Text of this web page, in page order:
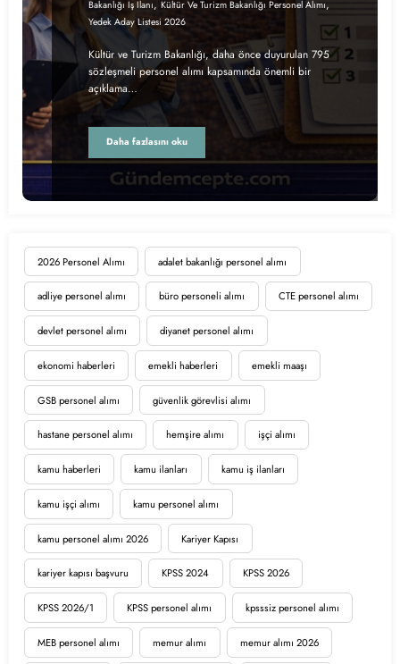
2026 Personel Alımı adalet bakanlığı personel alımı
adliye personel alımı büro personeli alımı CTE personel alımı
devlet personel alımı diyanet personel alımı
ekonomi haberleri emekli haberleri emekli maaşı
GSB personel alımı güvenlik görevlisi alımı
hastane personel alımı hemşire alımı işçi alımı
kamu haberleri kamu ilanları kamu iş ilanları
kamu işçi alımı kamu personel alımı
kamu personel alımı 2026 Kariyer Kapısı
kariyer kapısı başvuru KPSS 2024 KPSS 2026
KPSS 2026/1 KPSS personel alımı kpsssiz personel alımı
MEB personel alımı memur alımı memur alımı 2026
Bakanlığı Iş Ilanı, Kültür Ve Turizm Bakanlığı Personel Alımı,
Yedek Aday Listesi 2026
Kültür ve Turizm Bakanlığı, daha önce duyurulan 795
sözleşmeli personel alımı kapsamında önemli bir
açıklama…
Daha fazlasını oku